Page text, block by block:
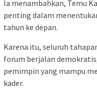
Ia menambahkan, Temu
penting dalam
tahun ke depan.
Karena itu, seluruh
forum berjalan
pemimpin yang mampu
kader.